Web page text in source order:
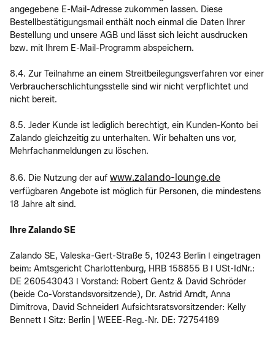
angegebene E-Mail-Adresse zukommen lassen. Diese
Bestellbestätigungsmail enthält noch einmal die Daten Ihrer
Bestellung und unsere AGB und lässt sich leicht ausdrucken
bzw. mit Ihrem E-Mail-Programm abspeichern.
8.4. Zur Teilnahme an einem Streitbeilegungsverfahren vor einer
Verbraucherschlichtungsstelle sind wir nicht verpflichtet und
nicht bereit.
8.5. Jeder Kunde ist lediglich berechtigt, ein Kunden-Konto bei
Zalando gleichzeitig zu unterhalten. Wir behalten uns vor,
Mehrfachanmeldungen zu löschen.
8.6. Die Nutzung der auf www.zalando-lounge.de
verfügbaren Angebote ist möglich für Personen, die mindestens
18 Jahre alt sind.
Ihre Zalando SE
Zalando SE, Valeska-Gert-Straße 5, 10243 Berlin ǀ eingetragen
beim: Amtsgericht Charlottenburg, HRB 158855 B ǀ USt-IdNr.:
DE 260543043 ǀ Vorstand: Robert Gentz & David Schröder
(beide Co-Vorstandsvorsitzende), Dr. Astrid Arndt, Anna
Dimitrova, David Schneiderǀ Aufsichtsratsvorsitzender: Kelly
Bennett ǀ Sitz: Berlin | WEEE-Reg.-Nr. DE: 72754189